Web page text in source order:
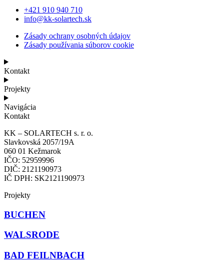
+421 910 940 710
info@kk-solartech.sk
Zásady ochrany osobných údajov
Zásady používania súborov cookie
Kontakt
Projekty
Navigácia
Kontakt
KK – SOLARTECH s. r. o.
Slavkovská 2057/19A
060 01 Kežmarok
IČO: 52959996
DIČ: 2121190973
IČ DPH: SK2121190973
Projekty
BUCHEN
WALSRODE
BAD FEILNBACH